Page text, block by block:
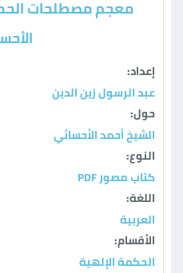
معجم مصطلحات
إعداد:
عبد الرسول زين الدين
حول:
الشيخ أحمد الأحسائي
النوع:
كتاب مصور PDF
اللغة:
العربية
الأقسام:
الحكمة الإلهية